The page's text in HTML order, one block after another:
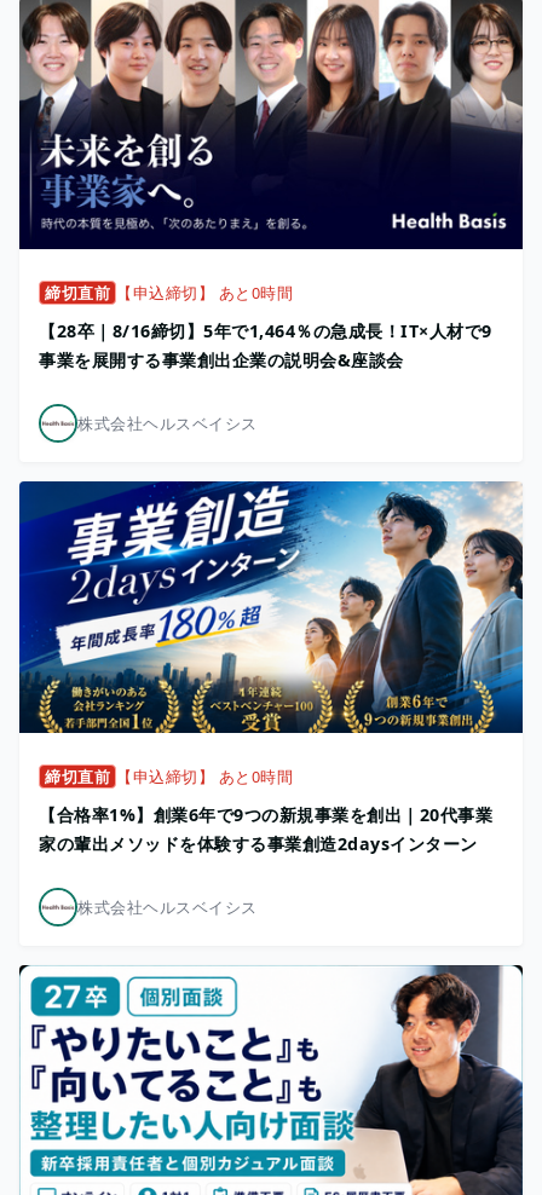
締切直前 【申込締切】 あと0時間
【28卒｜8/16締切】5年で1,464％の急成長！IT×人材で9
事業を展開する事業創出企業の説明会&座談会
株式会社ヘルスベイシス
締切直前 【申込締切】 あと0時間
【合格率1%】創業6年で9つの新規事業を創出｜20代事業
家の輩出メソッドを体験する事業創造2daysインターン
株式会社ヘルスベイシス